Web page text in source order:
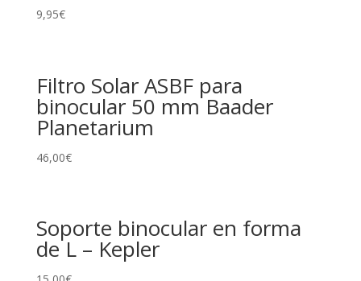
9,95€
Filtro Solar ASBF para
binocular 50 mm Baader
Planetarium
46,00€
Soporte binocular en forma
de L – Kepler